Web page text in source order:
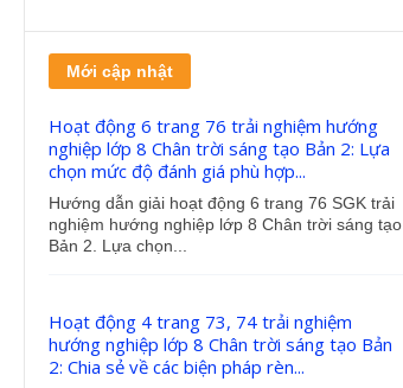
Mới cập nhật
Hoạt động 6 trang 76 trải nghiệm hướng
nghiệp lớp 8 Chân trời sáng tạo Bản 2: Lựa
chọn mức độ đánh giá phù hợp...
Hướng dẫn giải hoạt động 6 trang 76 SGK trải
nghiệm hướng nghiệp lớp 8 Chân trời sáng tạo
Bản 2. Lựa chọn...
Hoạt động 4 trang 73, 74 trải nghiệm
hướng nghiệp lớp 8 Chân trời sáng tạo Bản
2: Chia sẻ về các biện pháp rèn...